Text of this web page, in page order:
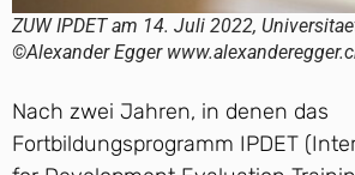
ZUW IPDET am 14. Juli 2022,
©Alexander Egger
Nach zwei Jahren, in denen das
Fortbildungsprogramm IPDET